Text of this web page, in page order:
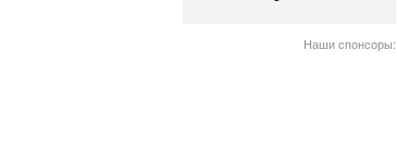
Наши спонсоры: